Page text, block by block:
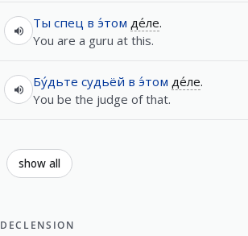
Ты спец в э́том де́ле.
You are a guru at this.
Бу́дьте судьёй в э́том де́ле.
You be the judge of that.
show all
DECLENSION